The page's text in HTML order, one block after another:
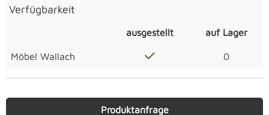
Verfügbarkeit
ausgestellt auf Lager
Möbel Wallach 0
Produktanfrage